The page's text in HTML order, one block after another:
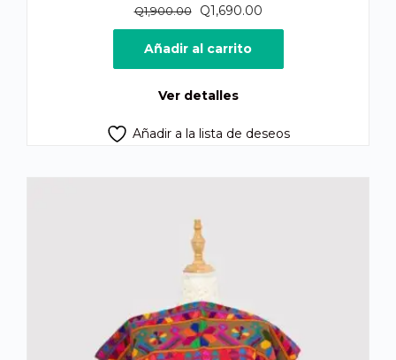
Q1,900.00
El
precio
original
Q1,690.00El
precio
Añadir al carrito
Ver detalles
Añadir a la lista de deseos